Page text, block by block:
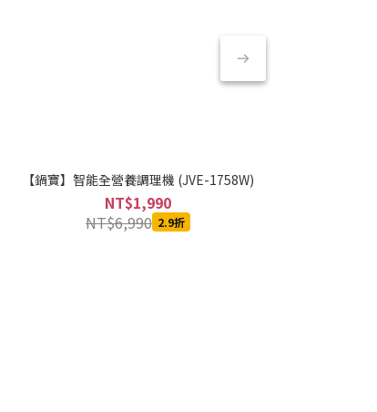
【鍋寶】智能全營養調理機 (JVE-1758W)
NT$1,990
NT$6,990 2.9折